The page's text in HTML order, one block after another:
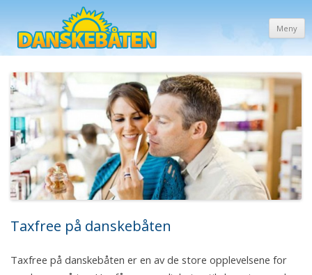
Meny
Taxfree på danskebåten
Taxfree på danskebåten er en av de store opplevelsene for